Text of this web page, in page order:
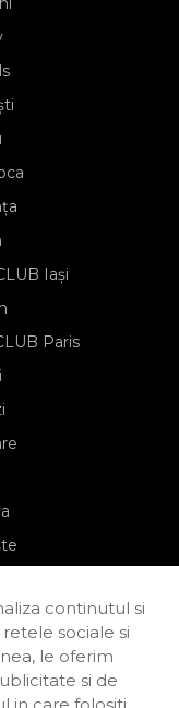
Iași
Paris
continutul si
sociale si
le oferim
si de